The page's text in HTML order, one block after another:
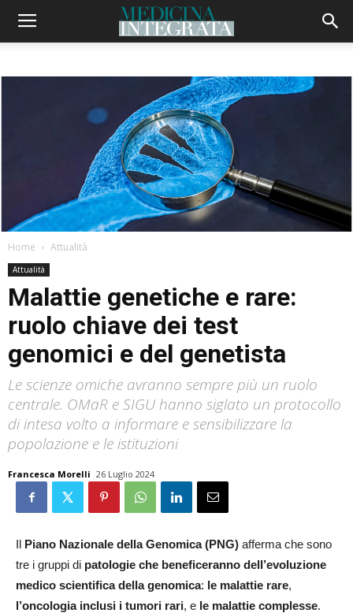
Home Attualità
Attualità
Malattie genetiche e rare:
ruolo chiave dei test
genomici e del genetista
Le scienze omiche avranno sempre più un ruolo
centrale. OMaR e SIGU hanno siglato un protocollo
di intesa volto a informare e sensibilizzare la
popolazione e le istituzioni
Francesca Morelli 26 Luglio 2024
Il Piano Nazionale della Genomica (PNG) afferma che sono
tre i gruppi di patologie che beneficeranno dell’evoluzione
medico scientifica della genomica: le malattie rare,
l’oncologia inclusi i tumori rari, e le malattie complesse.